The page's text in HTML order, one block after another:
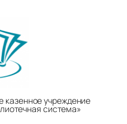
учреждение
система»